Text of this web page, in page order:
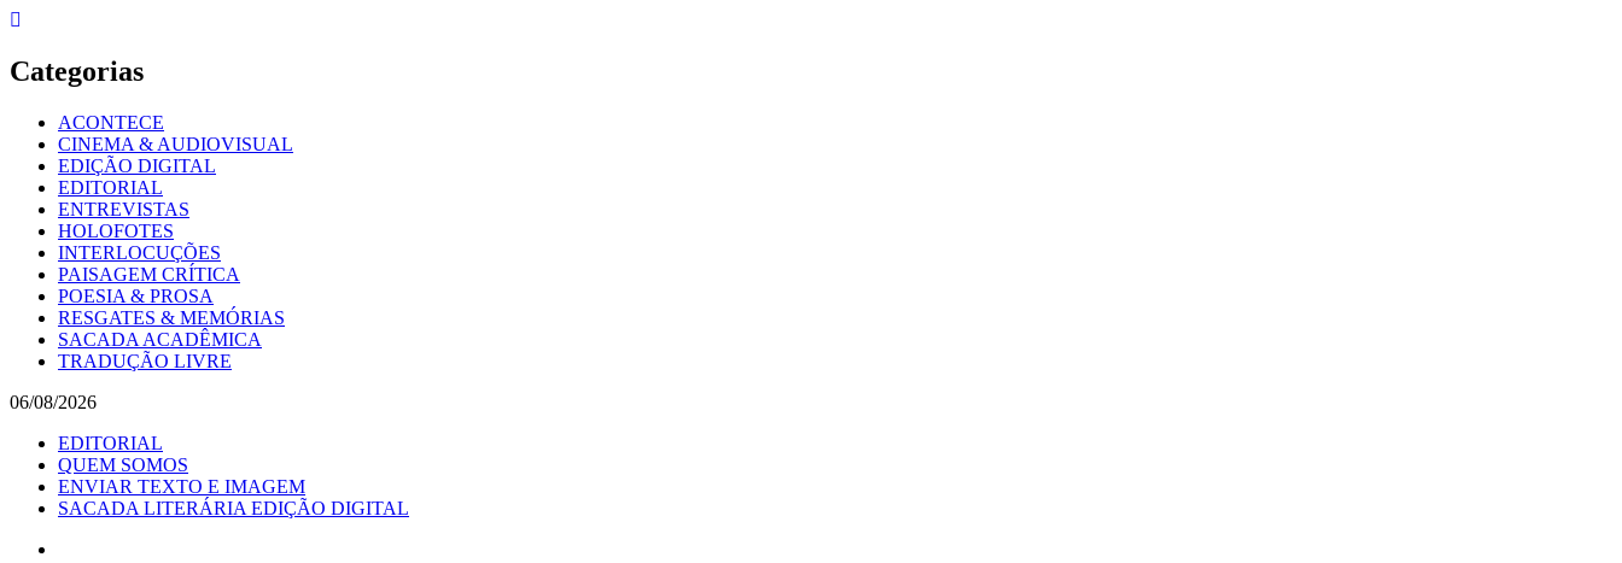
Skip
content
Categorias
ACONTECE
CINEMA & AUDIOVISUAL
EDIÇÃO DIGITAL
EDITORIAL
ENTREVISTAS
HOLOFOTES
INTERLOCUÇÕES
PAISAGEM CRÍTICA
POESIA & PROSA
RESGATES & MEMÓRIAS
SACADA ACADÊMICA
TRADUÇÃO LIVRE
06/08/2026
EDITORIAL
QUEM SOMOS
ENVIAR TEXTO E IMAGEM
SACADA LITERÁRIA EDIÇÃO DIGITAL